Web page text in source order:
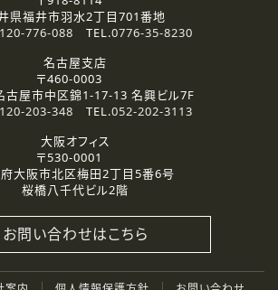
県福井市羽水2丁目701番地
776-088 TEL.0776-35-8230
名古屋支店
〒460-0003
古屋市中区錦1-17-13 名興ビル7F
203-348 TEL.052-202-3113
大阪オフィス
〒530-0001
大阪市北区梅田2丁目5番6号
桜橋八千代ビル2階
お問い合わせはこちら